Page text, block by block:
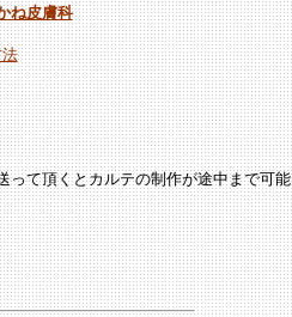
ね皮膚科
って頂くとカルテの制作が途中まで可能